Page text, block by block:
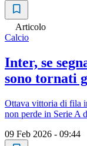
Articolo
Calcio
Inter, se
sono tornati
Ottava vittoria di fila
non perde in Serie A
09 Feb 2026 - 09:44